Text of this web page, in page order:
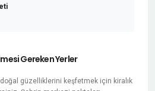
Gereken Yerler
güzelliklerini keşfetmek için kiralık